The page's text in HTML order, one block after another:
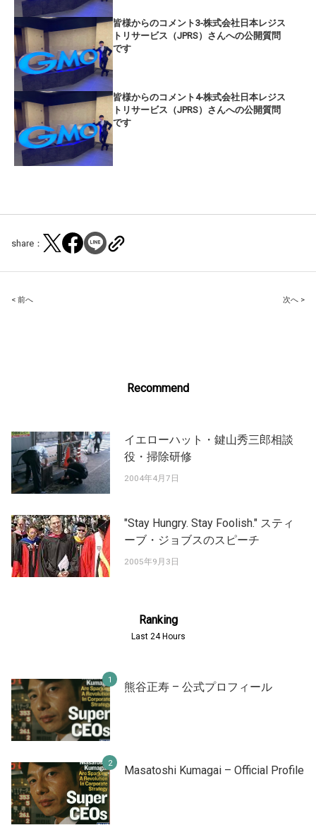
皆様からのコメント3-株式会社日本レジス
トリサービス（JPRS）さんへの公開質問
です
皆様からのコメント4-株式会社日本レジス
トリサービス（JPRS）さんへの公開質問
です
share：
Post
< 前へ 次へ >
Recommend
イエローハット・鍵山秀三郎相談
役・掃除研修
2004年4月7日
"Stay Hungry. Stay Foolish." スティ
ーブ・ジョブスのスピーチ
2005年9月3日
Ranking
Last 24 Hours
熊谷正寿 – 公式プロフィール
Masatoshi Kumagai – Official Profile